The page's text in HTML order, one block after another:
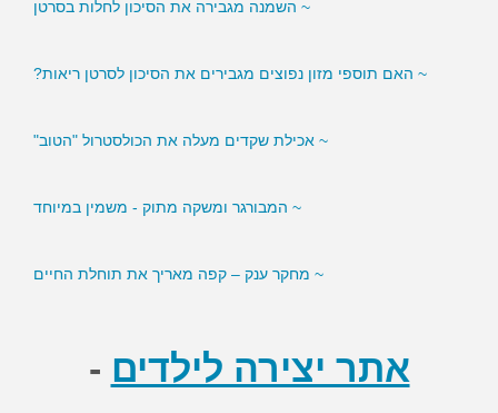
~ האם תוספי מזון נפוצים מגבירים את הסיכון לסרטן ריאות?
~ אכילת שקדים מעלה את הכולסטרול "הטוב"
~ מחקר ענק – קפה מאריך את תוחלת החיים
אתר יצירה לילדים -